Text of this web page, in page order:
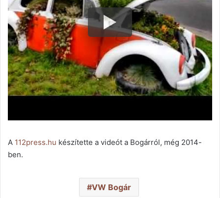
A 112press.hu készítette a videót a Bogárról, még 2014-
ben.
VW Bogár